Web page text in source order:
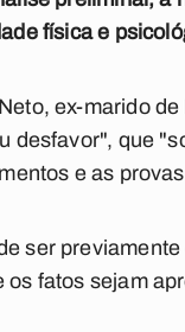
física e
ex-marido
desfavor", que
e as
ser
fatos sejam